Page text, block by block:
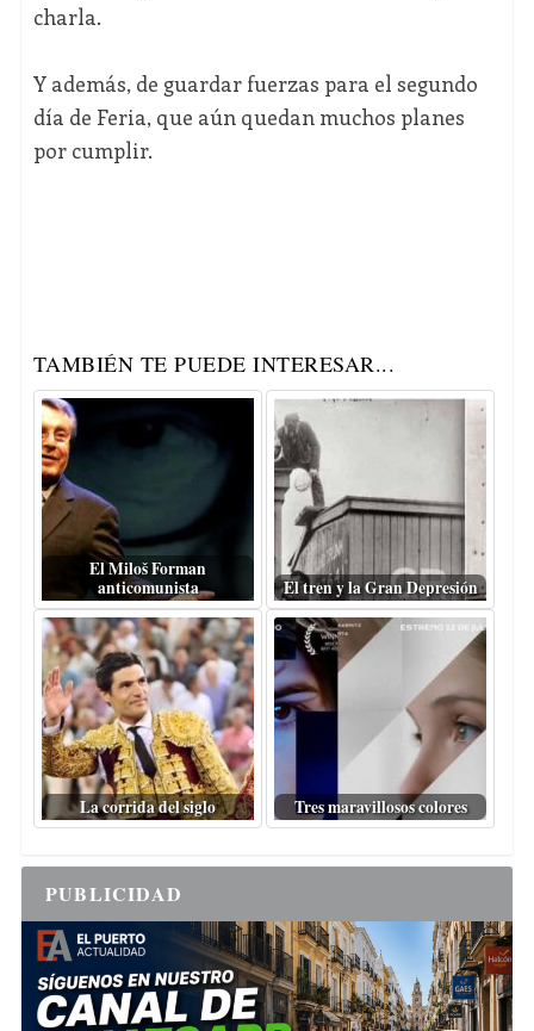
charla.
Y además, de guardar fuerzas para el segundo
día de Feria, que aún quedan muchos planes
por cumplir.
TAMBIÉN TE PUEDE INTERESAR...
El Miloš Forman
anticomunista
El tren y la Gran Depresión
La corrida del siglo Tres maravillosos colores
PUBLICIDAD